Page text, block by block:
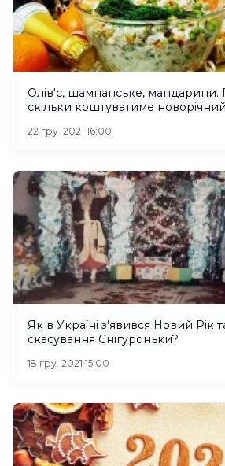
Олів'є, шампанське, мандарини.
скільки коштуватиме новорічний
22 гру. 2021 16:00
Як в Україні з’явився Новий Рік
скасування Снігуроньки?
18 гру. 2021 15:00